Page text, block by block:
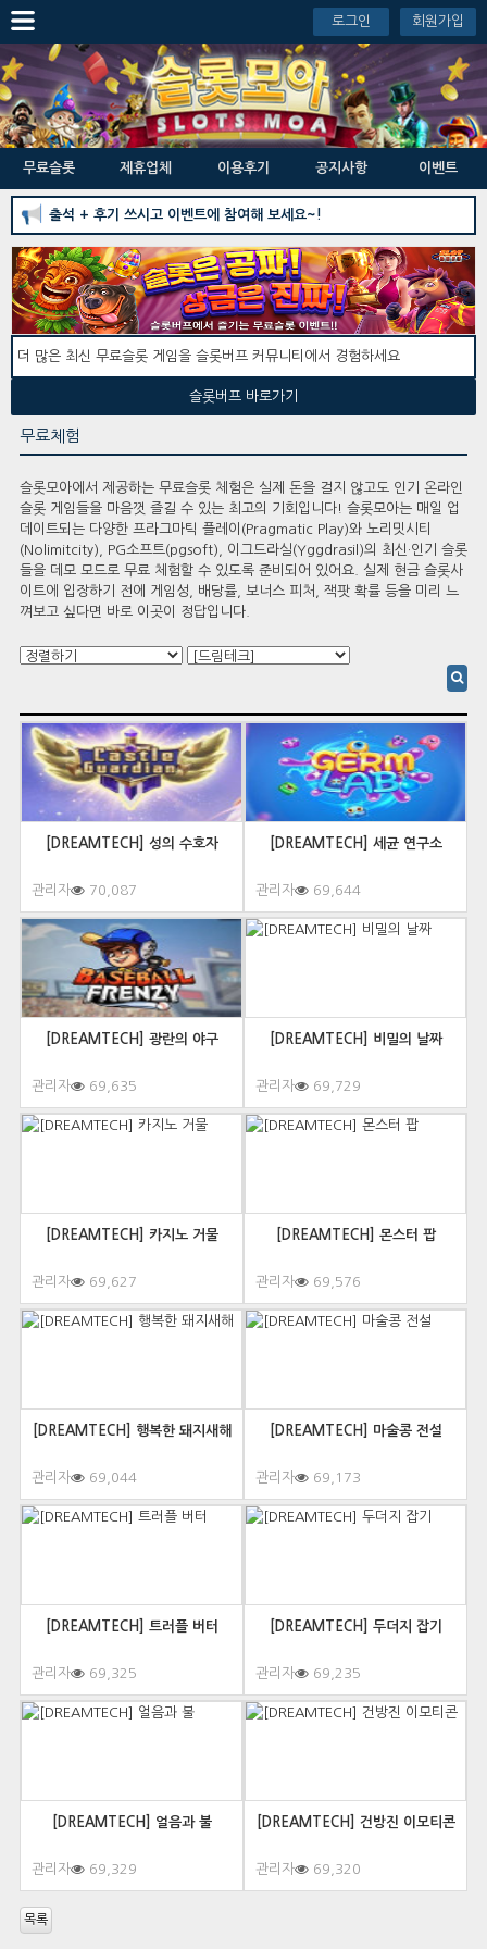
로그인 회원가입
무료슬롯 제휴업체 이용후기 공지사항 이벤트
출석 + 후기 쓰시고 이벤트에 참여해 보세요~!
더 많은 최신 무료슬롯 게임을 슬롯버프 커뮤니티에서 경험하세요
슬롯버프 바로가기
무료체험
슬롯모아에서 제공하는 무료슬롯 체험은 실제 돈을 걸지 않고도 인기 온라인
슬롯 게임들을 마음껏 즐길 수 있는 최고의 기회입니다! 슬롯모아는 매일 업
데이트되는 다양한 프라그마틱 플레이(Pragmatic Play)와 노리밋시티
(Nolimitcity), PG소프트(pgsoft), 이그드라실(Yggdrasil)의 최신·인기 슬롯
들을 데모 모드로 무료 체험할 수 있도록 준비되어 있어요. 실제 현금 슬롯사
이트에 입장하기 전에 게임성, 배당률, 보너스 피처, 잭팟 확률 등을 미리 느
껴보고 싶다면 바로 이곳이 정답입니다.
[DREAMTECH] 성의 수호자
관리자 70,087
[DREAMTECH] 세균 연구소
관리자 69,644
[DREAMTECH] 광란의 야구
관리자 69,635
[DREAMTECH] 비밀의 날짜
관리자 69,729
[DREAMTECH] 카지노 거물
관리자 69,627
[DREAMTECH] 몬스터 팝
관리자 69,576
[DREAMTECH] 행복한 돼지새해
관리자 69,044
[DREAMTECH] 마술콩 전설
관리자 69,173
[DREAMTECH] 트러플 버터
관리자 69,325
[DREAMTECH] 두더지 잡기
관리자 69,235
[DREAMTECH] 얼음과 불
관리자 69,329
[DREAMTECH] 건방진 이모티콘
관리자 69,320
목록